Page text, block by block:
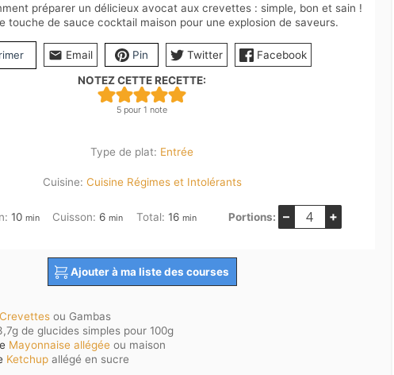
préparer un délicieux avocat aux crevettes : simple, bon et sain !
touche de sauce cocktail maison pour une explosion de saveurs.
Email Pin Twitter
Facebook
NOTEZ CETTE RECETTE:
5 pour 1 note
Type de plat: Entrée
Cuisine: Cuisine Régimes et Intolérants
10minutes
min Cuisson: 6minutes
min Total: 16minutes
min Portions: – +
Ajouter à ma liste des courses
Crevettes ou Gambas
de glucides simples pour 100g
Mayonnaise allégée ou maison
Ketchup allégé en sucre